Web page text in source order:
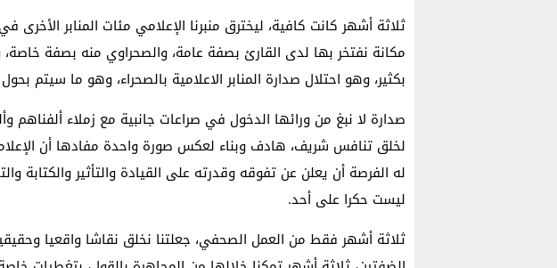
ثلاثة أشهر كانت كافية، ليخترق منبرنا الإعلامي مئات المنابر الأخرى
مكانة نفتخر بها لدى القارئ بصفة عامة، والصحراوي منه بصفة
بكثير، وهو احتلال صدارة المنابر الاعلامية بالصحراء، وهو ما سيتم
صدارة لا نبغ من ورائها الدخول في صراعات جانبية مع زملاء ألفناهم
لخلق تنافس شريف، هادف وبناء لعكس صورة واحدة مفادها أن
له الفرصة أن يعلن عن تفوقه وقدرته على القيادة والتأثير والكتابة
ليست حكرا على أحد.
ثلاثة أشهر فقط من العمل الصحفي، جعلتنا نخلق نقاشا واقعيا